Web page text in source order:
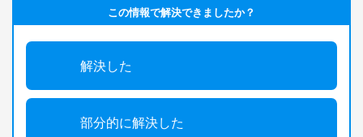
この情報で解決できましたか？
解決した
部分的に解決した